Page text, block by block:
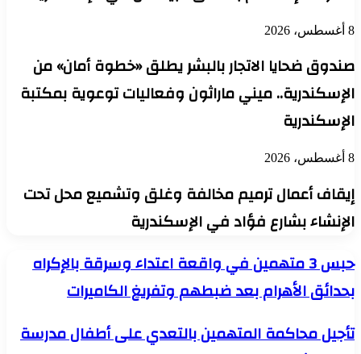
8 أغسطس، 2026
صندوق ضحايا الاتجار بالبشر يطلق «خطوة أمان» من
الإسكندرية.. ميني ماراثون وفعاليات توعوية بمكتبة
الإسكندرية
8 أغسطس، 2026
إيقاف أعمال ترميم مخالفة وغلق وتشميع محل تحت
الإنشاء بشارع فؤاد في الإسكندرية
حبس
3
متهمين
في
اعتداء
حبس 3 متهمين في واقعة اعتداء وسرقة بالإكراه
بحدائق الأهرام بعد ضبطهم وتفريغ الكاميرات
تأجيل
محاكمة
تأجيل محاكمة المتهمين بالتعدي على أطفال مدرسة